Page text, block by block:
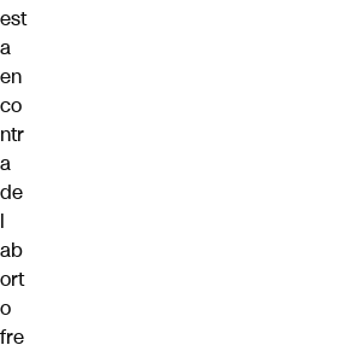
est
a
en
co
ntr
a
de
l
ab
ort
o
fre